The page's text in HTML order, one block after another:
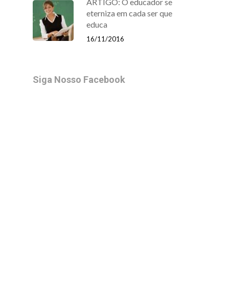
ARTIGO: O educador se
eterniza em cada ser que
educa
16/11/2016
Siga Nosso Facebook